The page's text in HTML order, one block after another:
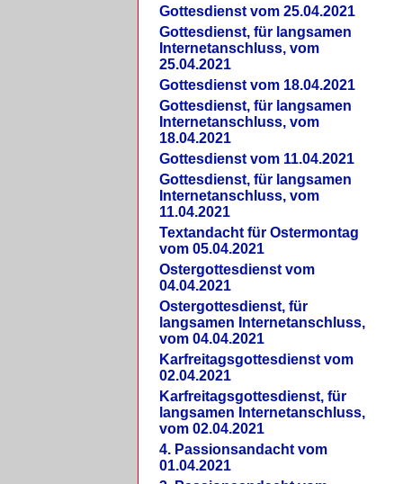
Gottesdienst vom 25.04.2021
Gottesdienst, für langsamen
Internetanschluss, vom
25.04.2021
Gottesdienst vom 18.04.2021
Gottesdienst, für langsamen
Internetanschluss, vom
18.04.2021
Gottesdienst vom 11.04.2021
Gottesdienst, für langsamen
Internetanschluss, vom
11.04.2021
Textandacht für Ostermontag
vom 05.04.2021
Ostergottesdienst vom
04.04.2021
Ostergottesdienst, für
langsamen Internetanschluss,
vom 04.04.2021
Karfreitagsgottesdienst vom
02.04.2021
Karfreitagsgottesdienst, für
langsamen Internetanschluss,
vom 02.04.2021
4. Passionsandacht vom
01.04.2021